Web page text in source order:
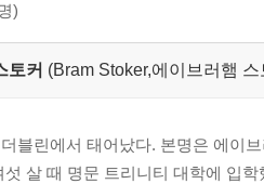
)
토커 (Bram Stoker,에이브러햄
블린에서 태어났다. 본명은 에이
섯 살 때 명문 트리니티 대학에 입